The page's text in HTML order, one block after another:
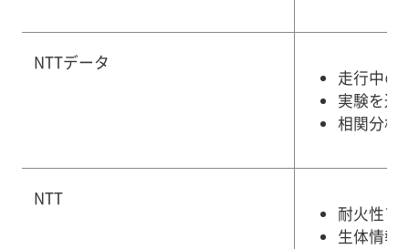
NTTデータ
走行中の
実験を通
相関分析
NTT
耐火性ア
生体情報